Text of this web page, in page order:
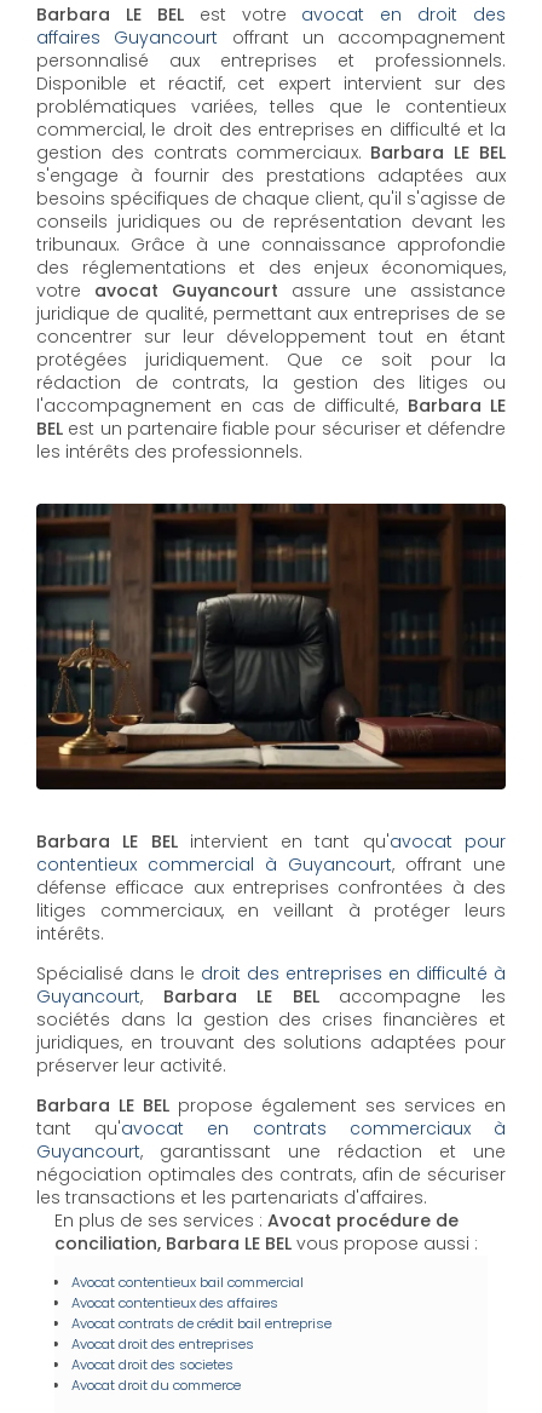
Barbara LE BELest votre avocat en droit des
affaires Guyancourt offrant un accompagnement
personnalisé aux entreprises et professionnels.
Disponible et réactif, cet expert intervient sur des
problématiques variées, telles que le contentieux
commercial, le droit des entreprises en difficulté et la
gestion des contrats commerciaux. Barbara LE BEL
s'engage à fournir des prestations adaptées aux
besoins spécifiques de chaque client, qu'il s'agisse de
conseils juridiques ou de représentation devant les
tribunaux. Grâce à une connaissance approfondie
des réglementations et des enjeux économiques,
votre avocat Guyancourt assure une assistance
juridique de qualité, permettant aux entreprises de se
concentrer sur leur développement tout en étant
protégées juridiquement. Que ce soit pour la
rédaction de contrats, la gestion des litiges ou
l'accompagnement en cas de difficulté, Barbara LE
BEL​​​​​​​ est un partenaire fiable pour sécuriser et défendre
les intérêts des professionnels.
Barbara LE BELintervient en tant qu'avocat pour
contentieux commercial à Guyancourt, offrant une
défense efficace aux entreprises confrontées à des
litiges commerciaux, en veillant à protéger leurs
intérêts.
Spécialisé dans le droit des entreprises en difficulté à
Guyancourt, Barbara LE BELaccompagne les
sociétés dans la gestion des crises financières et
juridiques, en trouvant des solutions adaptées pour
préserver leur activité.
Barbara LE BEL propose également ses services en
tant qu'avocat en contrats commerciaux à
Guyancourt, garantissant une rédaction et une
négociation optimales des contrats, afin de sécuriser
les transactions et les partenariats d'affaires.
En plus de ses services : Avocat procédure de
conciliation, Barbara LE BEL vous propose aussi :
Avocat contentieux bail commercial
Avocat contentieux des affaires
Avocat contrats de crédit bail entreprise
Avocat droit des entreprises
Avocat droit des societes
Avocat droit du commerce